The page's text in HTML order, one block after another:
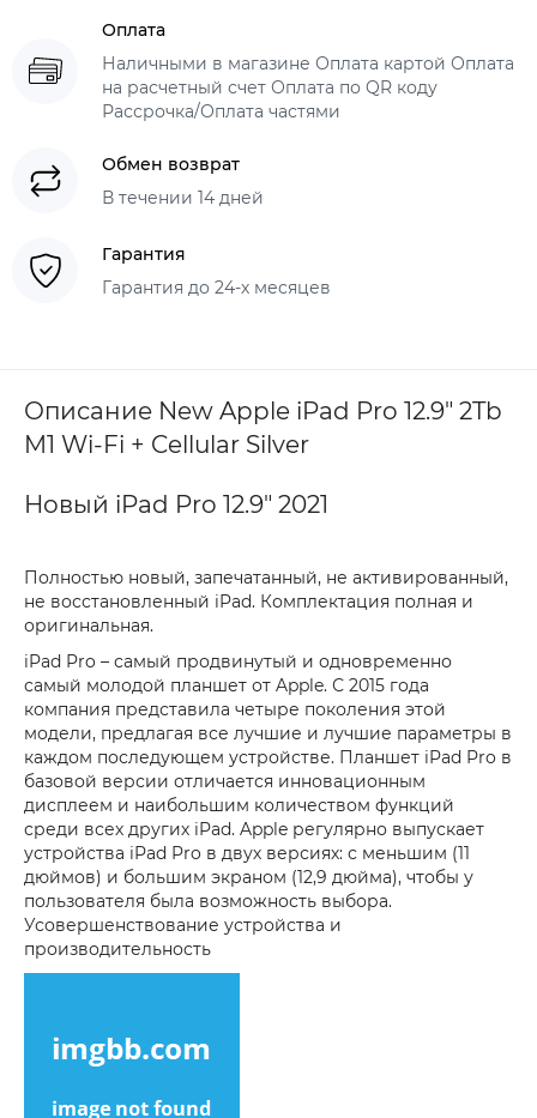
Оплата
Наличными в магазине Оплата картой Оплата
на расчетный счет Оплата по QR коду
Рассрочка/Оплата частями
Обмен возврат
В течении 14 дней
Гарантия
Гарантия до 24-х месяцев
Описание New Apple iPad Pro 12.9" 2Tb
M1 Wi-Fi + Cellular Silver
Новый iPad Pro 12.9" 2021
Полностью новый, запечатанный, не активированный,
не восстановленный iPad. Комплектация полная и
оригинальная.
iPad Pro – самый продвинутый и одновременно
самый молодой планшет от Apple. С 2015 года
компания представила четыре поколения этой
модели, предлагая все лучшие и лучшие параметры в
каждом последующем устройстве. Планшет iPad Pro в
базовой версии отличается инновационным
дисплеем и наибольшим количеством функций
среди всех других iPad. Apple регулярно выпускает
устройства iPad Pro в двух версиях: с меньшим (11
дюймов) и большим экраном (12,9 дюйма), чтобы у
пользователя была возможность выбора.
Усовершенствование устройства и
производительность